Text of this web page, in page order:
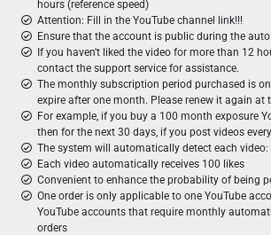
hours (reference speed)
Attention: Fill in the YouTube channel link!!!
Ensure that the account is public during the auto
If you haven't liked the video for more than 12
contact the support service for assistance.
The monthly subscription period purchased is
expire after one month. Please renew it again at
For example, if you buy a 100 month exposure
then for the next 30 days, if you post videos
The system will automatically detect each video:
Each video automatically receives 100 likes
Convenient to enhance the probability of being
One order is only applicable to one YouTube
YouTube accounts that require monthly
orders